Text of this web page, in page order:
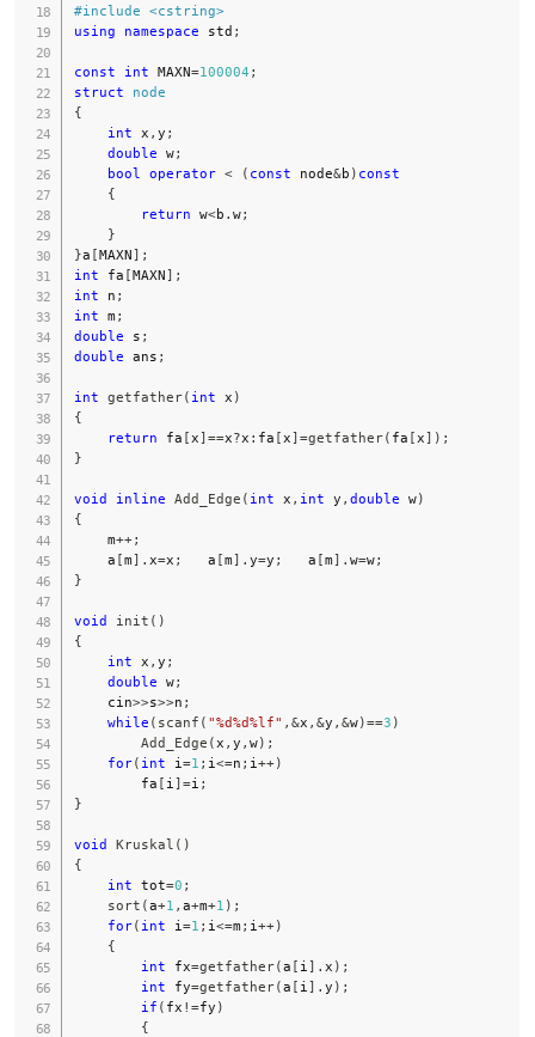
#include <cstring>
using
namespace std ;
const int MAXN=100004 ;
struct
node
{
int x , y ;
double w;
bool
operator < ( const node&b ) const
{
return w<b . w;
}
}a [MAXN] ;
int fa [MAXN] ;
int n ;
int m ;
double s ;
double ans ;
int getfather( int x )
{
return fa [ x]==x?x : fa [ x]=getfather( fa [ x] ) ;
}
void inline Add_Edge ( int x , int y , double w)
{
    m
++;
    a
[m] . x=x ;
   a
[m] . y=y ;
   a
[m] . w=w;
}
void init ( )
{
int x , y ;
double w;
    cin
>>s>>n ;
while ( scanf ( "%d%d%lf" , &x , &y , &w)==3 )
Add_Edge ( x , y , w) ;
for( int i =1 ; i <=n ; i ++)
        fa
[ i ]=i ;
}
void Kruskal ( )
{
int tot=0 ;
sort (a+1 , a+m+1 ) ;
for( int i =1 ; i <=m ; i ++)
{
int fx=getfather(a [ i ] . x ) ;
int fy=getfather(a [ i ] . y ) ;
if ( fx !=fy )
{